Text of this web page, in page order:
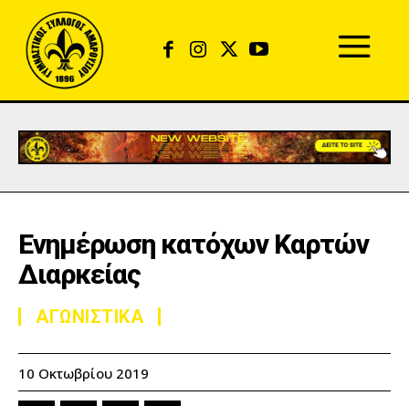
Ενημέρωση κατόχων Καρτών
Διαρκείας
ΑΓΩΝΙΣΤΙΚΑ
10 Οκτωβρίου 2019